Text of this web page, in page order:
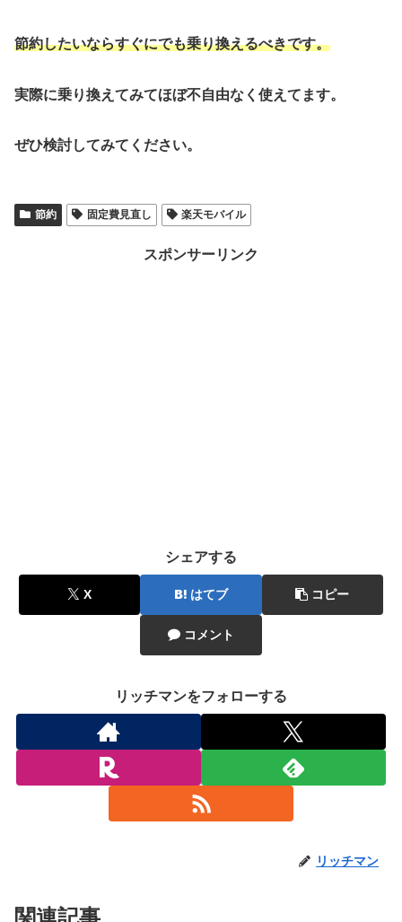
節約したいならすぐにでも乗り換えるべきです。
実際に乗り換えてみてほぼ不自由なく使えてます。
ぜひ検討してみてください。
節約 固定費見直し 楽天モバイル
スポンサーリンク
シェアする
X はてブ コピー
コメント
リッチマンをフォローする
リッチマン